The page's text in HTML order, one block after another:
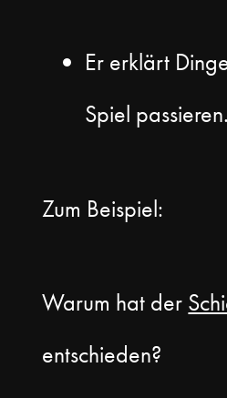
Er erklärt
Spiel passieren.
Zum Beispiel:
Warum hat der
entschieden?